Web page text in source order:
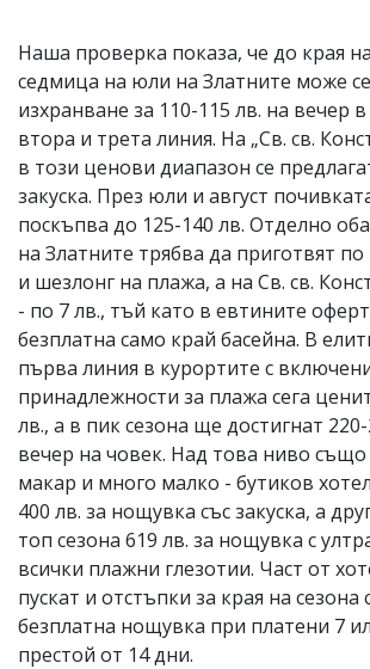
Наша проверка показа, че до края
седмица на юли на Златните може
изхранване за 110-115 лв. на вечер
втора и трета линия. На „Св. св.
в този ценови диапазон се
закуска. През юли и август
поскъпва до 125-140 лв. Отделно
на Златните трябва да приготвят по
и шезлонг на плажа, а на Св. св.
- по 7 лв., тъй като в евтините
безплатна само край басейна. В
първа линия в курортите с
принадлежности за плажа сега
лв., а в пик сезона ще достигнат
вечер на човек. Над това ниво
макар и много малко - бутиков
400 лв. за нощувка със закуска, а
топ сезона 619 лв. за нощувка с
всички плажни глезотии. Част от
пускат и отстъпки за края на сезона
безплатна нощувка при платени 7
престой от 14 дни.